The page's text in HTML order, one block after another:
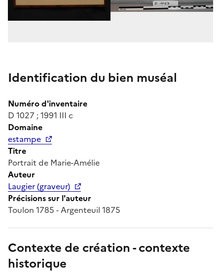
Identification du bien muséal
Numéro d'inventaire
D 1027 ; 1991 III c
Domaine
estampe
Titre
Portrait de Marie-Amélie
Auteur
Laugier (graveur)
Précisions sur l'auteur
Toulon 1785 - Argenteuil 1875
Contexte de création - contexte
historique